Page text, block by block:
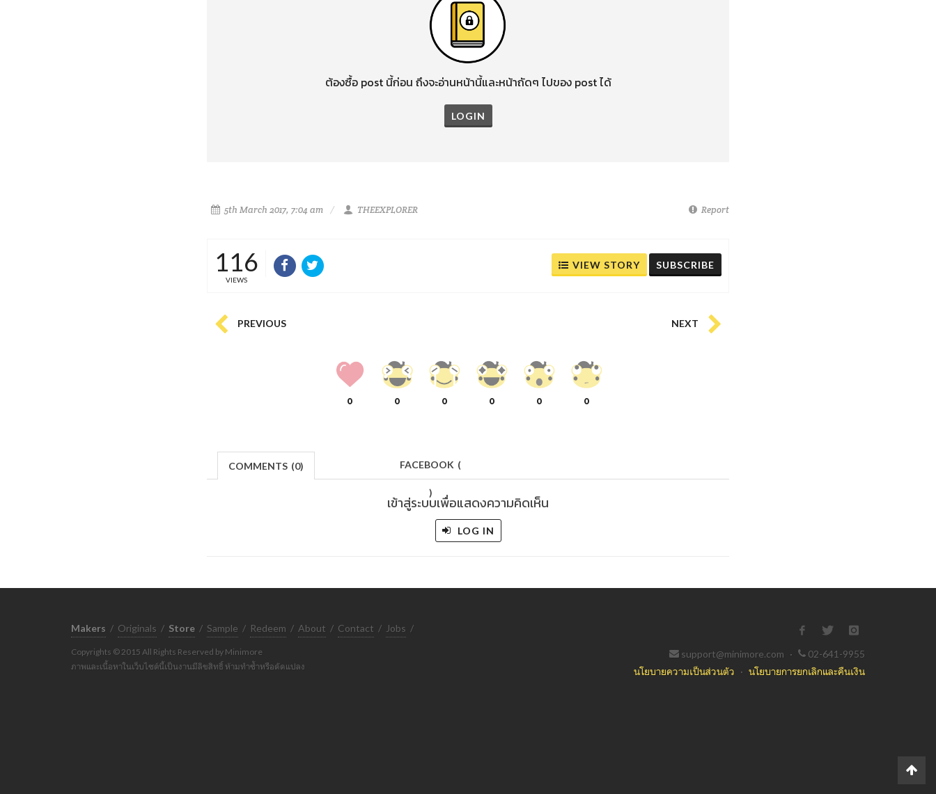
ต้องซื้อ post นี้ก่อน ถึงจะอ่านหน้านี้และหน้าถัดๆ ไปของ post ได้
LOGIN
5th March 2017, 7:04 am THEEXPLORER Report
116
VIEWS
VIEW STORY SUBSCRIBE
PREVIOUS NEXT
0 0 0 0 0 0
COMMENTS (0) FACEBOOK (
)
เข้าสู่ระบบเพื่อแสดงความคิดเห็น
LOG IN
Makers / Originals / Store / Sample / Redeem / About / Contact / Jobs /
Copyrights © 2015 All Rights Reserved by Minimore
ภาพและเนื้อหาในเว็บไซต์นี้เป็นงานมีลิขสิทธิ์ ห้ามทำซ้ำหรือดัดแปลง
support@minimore.com ·
02-641-9955
นโยบายความเป็นส่วนตัว · นโยบายการยกเลิกและคืนเงิน